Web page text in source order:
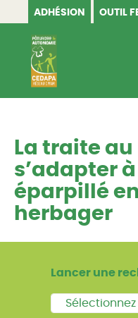
ADHÉSION OUTIL
CEDAPA
La traite au
s’adapter
éparpillé
herbager
Lancer une